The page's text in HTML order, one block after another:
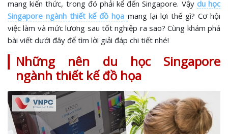
mang kiến thức, trong đó phải kể đến Singapore. Vậy du học
Singapore ngành thiết kế đồ họa mang lại lợi thế gì? Cơ hội
việc làm và mức lương sau tốt nghiệp ra sao? Cùng khám phá
bài viết dưới đây để tìm lời giải đáp chi tiết nhé!
Những nên du học Singapore
ngành thiết kế đồ họa